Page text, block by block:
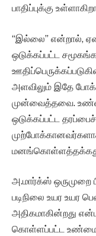
பாதிப்புக்கு
“இல்லை” என்றால்,
ஒடுக்கப்பட்ட
அளவிலும் இதே
முன்வைத்தவை.
ஒடுக்கப்பட்ட
அ.மார்க்ஸ் ஒருமுறை
படிநிலை உயர உயர
அதிகமாகின்றது
கொள்ளப்பட்ட உண்மை.